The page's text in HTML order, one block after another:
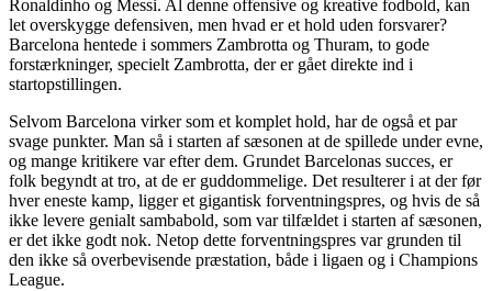
Ronaldinho og Messi. Al denne offensive og kreative fodbold, kan
let overskygge defensiven, men hvad er et hold uden forsvarer?
Barcelona hentede i sommers Zambrotta og Thuram, to gode
forstærkninger, specielt Zambrotta, der er gået direkte ind i
startopstillingen.
Selvom Barcelona virker som et komplet hold, har de også et par
svage punkter. Man så i starten af sæsonen at de spillede under evne,
og mange kritikere var efter dem. Grundet Barcelonas succes, er
folk begyndt at tro, at de er guddommelige. Det resulterer i at der før
hver eneste kamp, ligger et gigantisk forventningspres, og hvis de så
ikke levere genialt sambabold, som var tilfældet i starten af sæsonen,
er det ikke godt nok. Netop dette forventningspres var grunden til
den ikke så overbevisende præstation, både i ligaen og i Champions
League.